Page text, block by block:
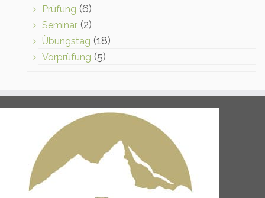
Prüfung (6)
Seminar (2)
Übungstag (18)
Vorprüfung (5)